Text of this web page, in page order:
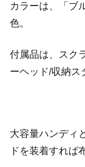
カラーは、「ブ
色。
付属品は、スク
ーヘッド/収納ス
大容量ハンディ
ドを装着すれば